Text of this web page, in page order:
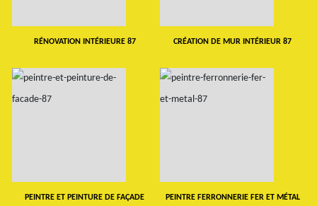
RÉNOVATION INTÉRIEURE 87 CRÉATION DE MUR INTÉRIEUR 87
PEINTRE ET PEINTURE DE FAÇADE PEINTRE FERRONNERIE FER ET MÉTAL